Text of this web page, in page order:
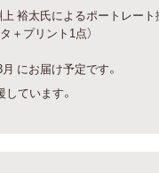
裕太氏によるポートレート
＋プリント1点）
にお届け予定です。
しています。